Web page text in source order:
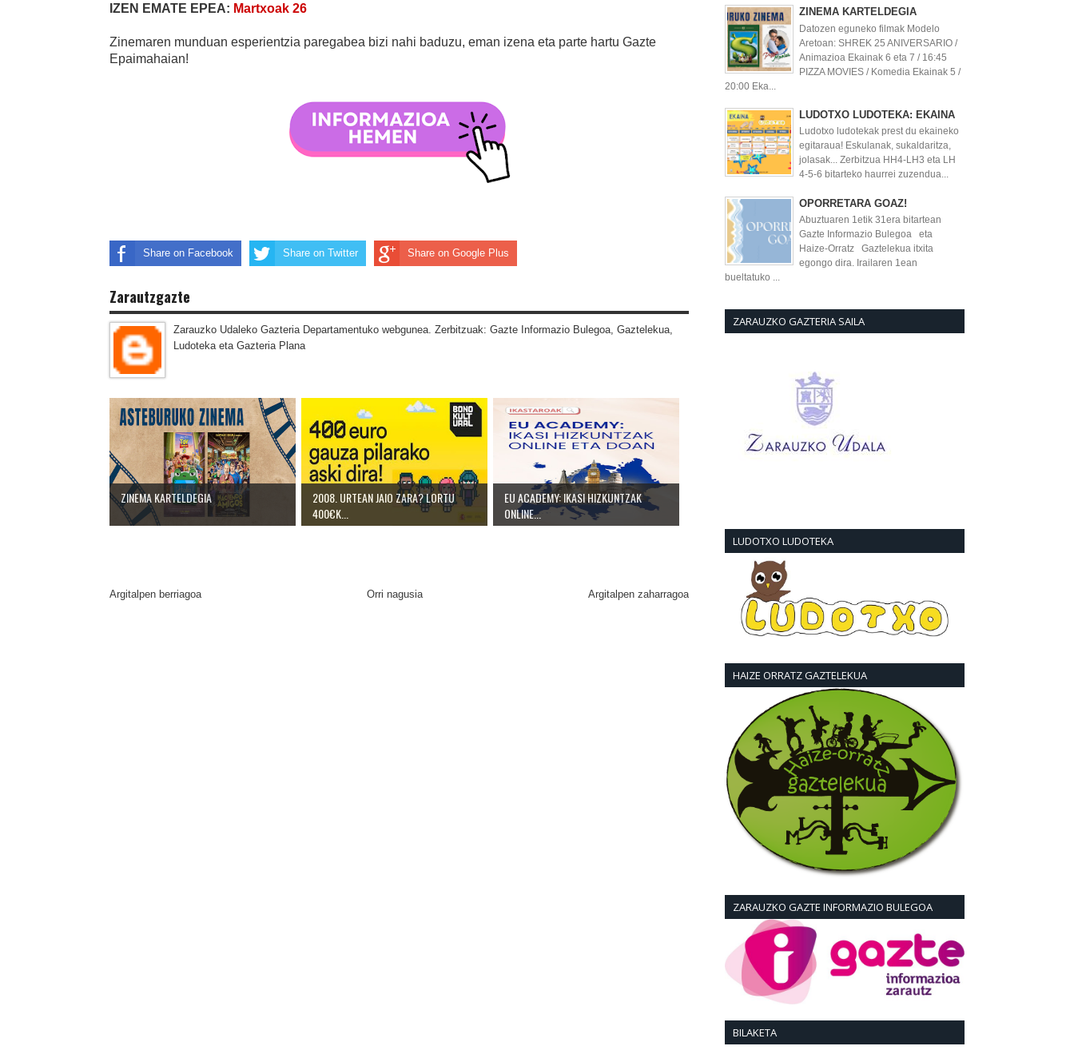
IZEN EMATE EPEA: Martxoak 26
Zinemaren munduan esperientzia paregabea bizi nahi baduzu, eman izena eta parte hartu Gazte
Epaimahaian!
Share on Facebook Share on Twitter Share on Google Plus
Zarautzgazte
Zarauzko Udaleko Gazteria Departamentuko webgunea. Zerbitzuak: Gazte Informazio Bulegoa, Gaztelekua,
Ludoteka eta Gazteria Plana
ZINEMA KARTELDEGIA
2008. URTEAN JAIO ZARA? LORTU
400€K...
EU ACADEMY: IKASI HIZKUNTZAK
ONLINE...
Argitalpen berriagoa Argitalpen zaharragoa
Orri nagusia
ZINEMA KARTELDEGIA
Datozen eguneko filmak Modelo
Aretoan: SHREK 25 ANIVERSARIO /
Animazioa Ekainak 6 eta 7 / 16:45
PIZZA MOVIES / Komedia Ekainak 5 /
20:00 Eka...
LUDOTXO LUDOTEKA: EKAINA
Ludotxo ludotekak prest du ekaineko
egitaraua! Eskulanak, sukaldaritza,
jolasak... Zerbitzua HH4-LH3 eta LH
4-5-6 bitarteko haurrei zuzendua...
OPORRETARA GOAZ!
Abuztuaren 1etik 31era bitartean
Gazte Informazio Bulegoa eta
Haize-Orratz Gaztelekua itxita
egongo dira. Irailaren 1ean
bueltatuko ...
ZARAUZKO GAZTERIA SAILA
LUDOTXO LUDOTEKA
HAIZE ORRATZ GAZTELEKUA
ZARAUZKO GAZTE INFORMAZIO BULEGOA
BILAKETA